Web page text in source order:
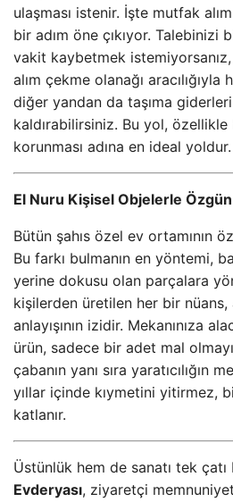
ulaşması istenir. İşte mutfak
bir adım öne çıkıyor. Talebinizi
vakit kaybetmek
alım çekme olanağı
diğer yandan da taşıma
kaldırabilirsiniz. Bu yol, özellikle
korunması adına en ideal yoldur.
El Nuru Kişisel Objelerle Özgün
Bütün şahıs özel ev ortamının
Bu farkı bulmanın en yöntemi,
yerine dokusu olan parçalara
kişilerden üretilen her bir nüans,
anlayışının izidir. Mekanınıza
ürün, sadece bir adet mal
çabanın yanı sıra yaratıcılığın
yıllar içinde kıymetini yitirmez,
katlanır.
Üstünlük hem de sanatı tek
Evderyası, ziyaretçi